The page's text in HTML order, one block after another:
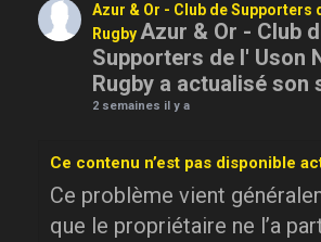
Azur & Or - Club de Supporters
RugbyAzur & Or - Club
Supporters de l' Uson
Rugby a actualisé son
2 semaines il y a
Ce contenu n’est pas disponible
Ce problème vient
que le propriétaire ne l’a